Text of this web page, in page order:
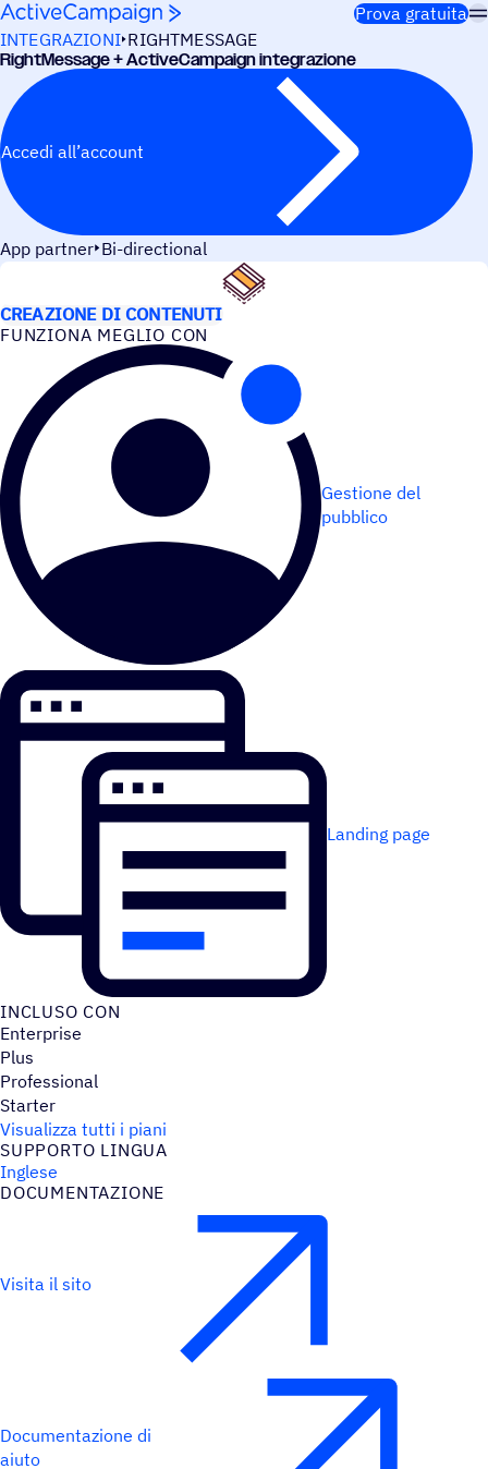
Salta al contenuto
Prova gratuita
INTEGRAZIONI RIGHTMESSAGE
Right­Mes­sage + ActiveCampaign integrazione
Accedi all’account
App partner Bi-directional
CREAZIONE DI CONTENUTI
FUNZIONA MEGLIO CON
Gestione del
pubblico
Landing page
INCLUSO CON
Enterprise
Plus
Professional
Starter
Visualizza tutti i piani
SUPPORTO LINGUA
Inglese
DOCU­MEN­TA­ZIONE
Visita il sito
Documentazione di
aiuto